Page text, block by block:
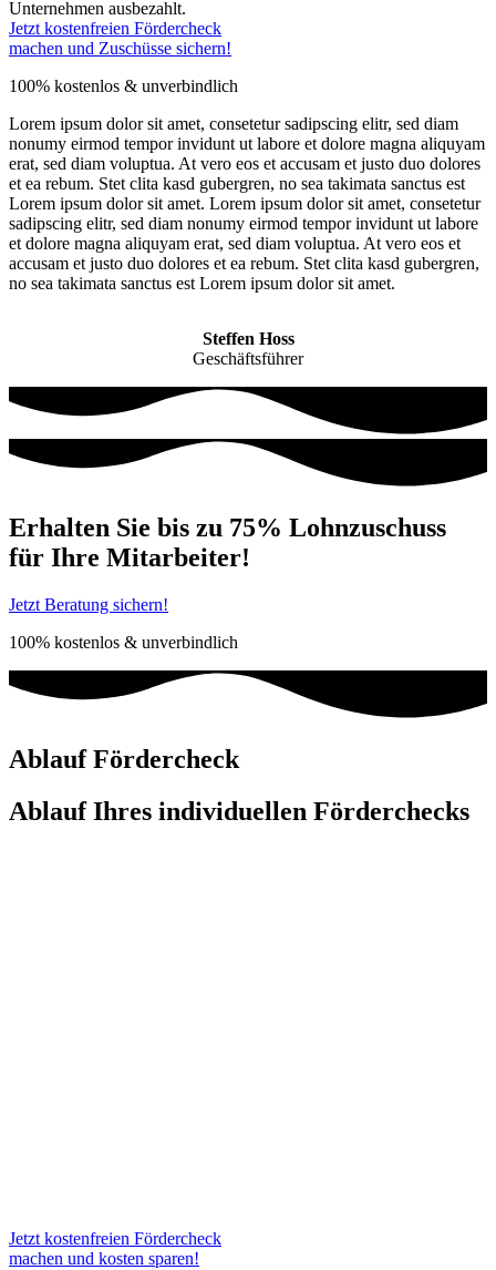
Unternehmen ausbezahlt.
Jetzt kostenfreien Fördercheck
machen und Zuschüsse sichern!
100% kostenlos & unverbindlich
Lorem ipsum dolor sit amet, consetetur sadipscing elitr, sed diam
nonumy eirmod tempor invidunt ut labore et dolore magna aliquyam
erat, sed diam voluptua. At vero eos et accusam et justo duo dolores
et ea rebum. Stet clita kasd gubergren, no sea takimata sanctus est
Lorem ipsum dolor sit amet. Lorem ipsum dolor sit amet, consetetur
sadipscing elitr, sed diam nonumy eirmod tempor invidunt ut labore
et dolore magna aliquyam erat, sed diam voluptua. At vero eos et
accusam et justo duo dolores et ea rebum. Stet clita kasd gubergren,
no sea takimata sanctus est Lorem ipsum dolor sit amet.
Steffen Hoss
Geschäftsführer
Erhalten Sie bis zu 75% Lohnzuschuss
für Ihre Mitarbeiter!
Jetzt Beratung sichern!
100% kostenlos & unverbindlich
Ablauf Fördercheck
Ablauf Ihres individuellen Förderchecks
Jetzt kostenfreien Fördercheck
machen und kosten sparen!